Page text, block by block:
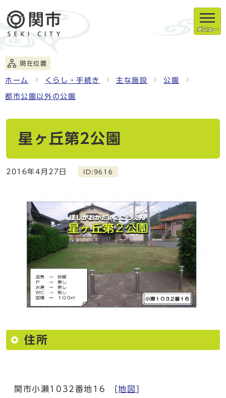
メニュー
現在位置
ホーム くらし・手続き 主な施設 公園
都市公園以外の公園
星ヶ丘第2公園
2016年4月27日 ID:9616
住所
関市小瀬1032番地16 [地図 ]